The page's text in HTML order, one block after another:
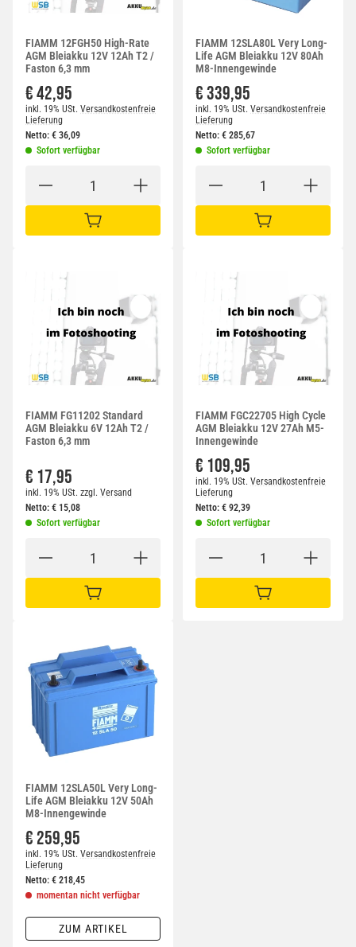
FIAMM 12FGH50 High-Rate
AGM Bleiakku 12V 12Ah T2 /
Faston 6,3 mm
€ 42,95
inkl. 19% USt. Versandkostenfreie
Lieferung
Netto: € 36,09
Sofort verfügbar
IN DEN WARENKORB
FIAMM 12SLA80L Very Long-
Life AGM Bleiakku 12V 80Ah
M8-Innengewinde
€ 339,95
inkl. 19% USt. Versandkostenfreie
Lieferung
Netto: € 285,67
Sofort verfügbar
IN DEN WARENKORB
FIAMM FG11202 Standard
AGM Bleiakku 6V 12Ah T2 /
Faston 6,3 mm
€ 17,95
inkl. 19% USt. zzgl. Versand
Netto: € 15,08
Sofort verfügbar
IN DEN WARENKORB
FIAMM FGC22705 High Cycle
AGM Bleiakku 12V 27Ah M5-
Innengewinde
€ 109,95
inkl. 19% USt. Versandkostenfreie
Lieferung
Netto: € 92,39
Sofort verfügbar
IN DEN WARENKORB
FIAMM 12SLA50L Very Long-
Life AGM Bleiakku 12V 50Ah
M8-Innengewinde
€ 259,95
inkl. 19% USt. Versandkostenfreie
Lieferung
Netto: € 218,45
momentan nicht verfügbar
ZUM ARTIKEL